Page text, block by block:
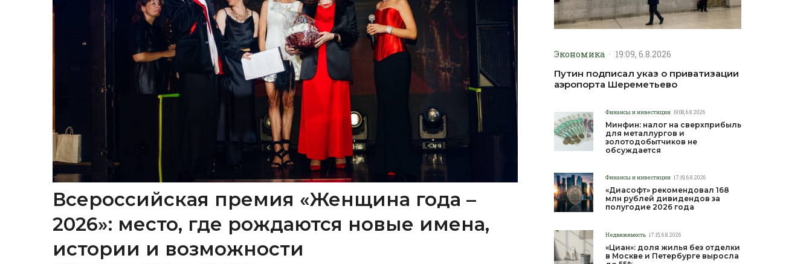
Всероссийская премия «Женщина года –
2026»: место, где рождаются новые имена,
истории и возможности
Экономика · 19:09, 6.8.2026
Путин подписал указ о приватизации
аэропорта Шереметьево
Финансы и инвестиции 19:08, 6.8.2026
Минфин: налог на сверхприбыль
для металлургов и
золотодобытчиков не
обсуждается
Финансы и инвестиции 17:19, 6.8.2026
«Диасофт» рекомендовал 168
млн рублей дивидендов за
полугодие 2026 года
Недвижимость 17:15, 6.8.2026
«Циан»: доля жилья без отделки
в Москве и Петербурге выросла